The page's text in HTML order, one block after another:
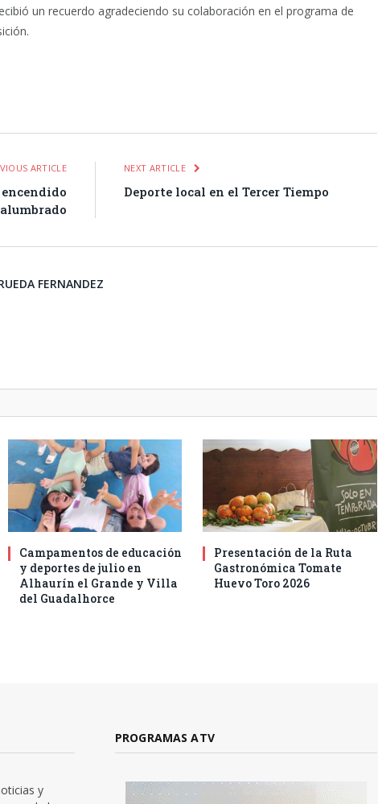
un recuerdo agradeciendo su colaboración en el programa de
ARTICLE NEXT ARTICLE
Deporte local en el Tercer Tiempo
FERNANDEZ
Campamentos de educación
y deportes de julio en
Alhaurín el Grande y Villa
del Guadalhorce
Presentación de la Ruta
Gastronómica Tomate
Huevo Toro 2026
y
PROGRAMAS ATV